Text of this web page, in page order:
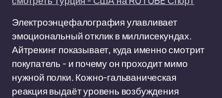
Электроэнцефалография улавливает
эмоциональный отклик в миллисекундах.
Айтрекинг показывает, куда именно смотрит
покупатель - и почему он проходит мимо
нужной полки. Кожно-гальваническая
реакция выдаёт уровень возбуждения